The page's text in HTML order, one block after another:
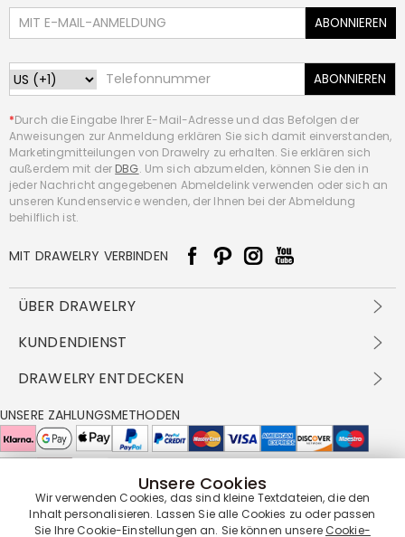
ABONNIEREN
ABONNIEREN
*Durch die Eingabe Ihrer E-Mail-Adresse und das Befolgen der
Anweisungen zur Anmeldung erklären Sie sich damit einverstanden,
Marketingmitteilungen von Drawelry zu erhalten. Sie erklären sich
außerdem mit der DBG. Um sich abzumelden, können Sie den in
jeder Nachricht angegebenen Abmeldelink verwenden oder sich an
unseren Kundenservice wenden, der Ihnen bei der Abmeldung
behilflich ist.
MIT DRAWELRY VERBINDEN
ÜBER DRAWELRY
Über Uns
DBG
FAQ
Cookie-Richtlinie
KUNDENDIENST
Versandbedingungen
Rückgabe & Umtausch
Pflegehinweis
DRAWELRY ENTDECKEN
Großhandelsangebot
Drawelry Prime
Bonusprogramm
UNSERE ZAHLUNGSMETHODEN
UNSERE LIEFERPARTNER
Unsere Cookies
Wir verwenden Cookies, das sind kleine Textdateien, die den
Inhalt personalisieren. Lassen Sie alle Cookies zu oder passen
Sie Ihre Cookie-Einstellungen an. Sie können unsereCookie-